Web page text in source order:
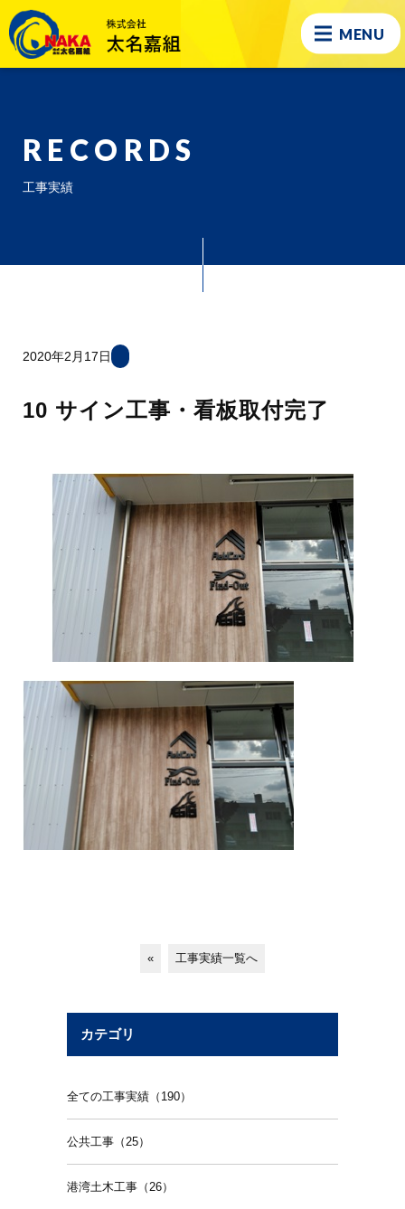
MENU
RECORDS
工事実績
2020年2月17日
10 サイン工事・看板取付完了
« 工事実績一覧へ
カテゴリ
全ての工事実績（190）
公共工事（25）
港湾土木工事（26）